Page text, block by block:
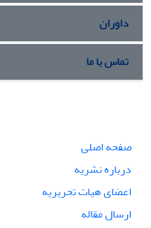
داوران
تماس با ما
صفحه اصلی
درباره نشریه
اعضای هیات تحریریه
ارسال مقاله